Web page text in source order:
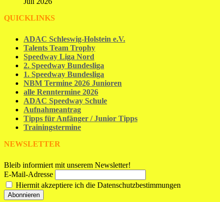
QUICKLINKS
ADAC Schleswig-Holstein e.V.
Talents Team Trophy
Speedway Liga Nord
2. Speedway Bundesliga
1. Speedway Bundesliga
NBM Termine 2026 Junioren
alle Renntermine 2026
ADAC Speedway Schule
Aufnahmeantrag
Tipps für Anfänger / Junior Tipps
Trainingstermine
NEWSLETTER
Bleib informiert mit unserem Newsletter!
E-Mail-Adresse
Hiermit akzeptiere ich die Datenschutzbestimmungen